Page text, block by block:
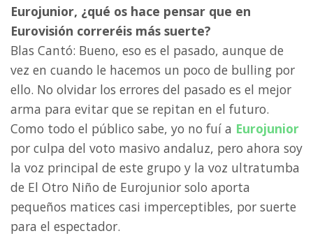
Eurojunior, ¿qué os hace pensar que en
Eurovisión correréis más suerte?
Blas Cantó: Bueno, eso es el pasado, aunque de
vez en cuando le hacemos un poco de bulling por
ello. No olvidar los errores del pasado es el mejor
arma para evitar que se repitan en el futuro.
Como todo el público sabe, yo no fuí a Eurojunior
por culpa del voto masivo andaluz, pero ahora soy
la voz principal de este grupo y la voz ultratumba
de El Otro Niño de Eurojunior solo aporta
pequeños matices casi imperceptibles, por suerte
para el espectador.